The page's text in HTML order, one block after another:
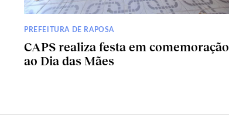
PREFEITURA DE RAPOSA
CAPS realiza festa em comemoração
ao Dia das Mães